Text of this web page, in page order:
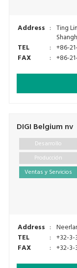
Address : Ting
TEL
: +86-
FAX
: +86-
DIGI Belgium nv
Desarrollo
Producción
Ventas y Servicios
Address :
TEL
: +32-3-
FAX
: +32-